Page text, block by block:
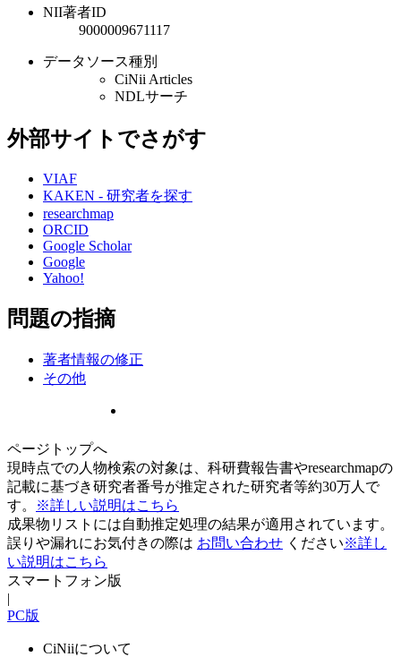
NII著者ID
9000009671117
データソース種別
CiNii Articles
NDLサーチ
外部サイトでさがす
VIAF
KAKEN - 研究者を探す
researchmap
ORCID
Google Scholar
Google
Yahoo!
問題の指摘
著者情報の修正
その他
ページトップへ
現時点での人物検索の対象は、科研費報告書やresearchmapの
記載に基づき研究者番号が推定された研究者等約30万人で
す。
※詳しい説明はこちら
成果物リストには自動推定処理の結果が適用されています。
誤りや漏れにお気付きの際は お問い合わせ ください※詳し
い説明はこちら
スマートフォン版
|
PC版
CiNiiについて